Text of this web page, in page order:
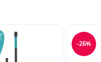
-26%